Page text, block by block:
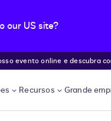
our US site?
online e descubra como
Recursos Grande